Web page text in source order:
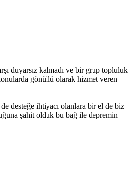
duyarsız kalmadı ve bir grup topluluk
gönüllü olarak hizmet veren
desteğe ihtiyacı olanlara bir el de biz
şahit olduk bu bağ ile depremin